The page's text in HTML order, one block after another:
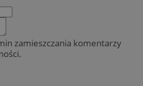
zamieszczania komentarzy